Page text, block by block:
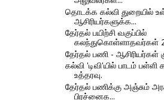
தொடக்க கல்வி துறையில்
ஆசிரியர்களுக்க...
தேர்தல் பயிற்சி வகுப்பில்
கலந்துகொள்ளாதவர்கள்
தேர்தல் பணி - ஆசிரியர்கள்
கல்வி 'டிவி'யில் பாடம் பள்ளி
உத்தரவு.
தேர்தல் பணிக்கு அஞ்சும்
பிரச்னைக...